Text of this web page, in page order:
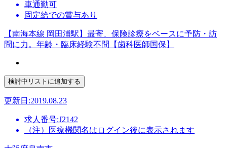
車通勤可
固定給での賞与あり
【南海本線 岡田浦駅】最寄、保険診療をベースに予防・訪
問に力。年齢・臨床経験不問【歯科医師国保】
更新日:2019.08.23
求人番号:J2142
（注）医療機関名はログイン後に表示されます